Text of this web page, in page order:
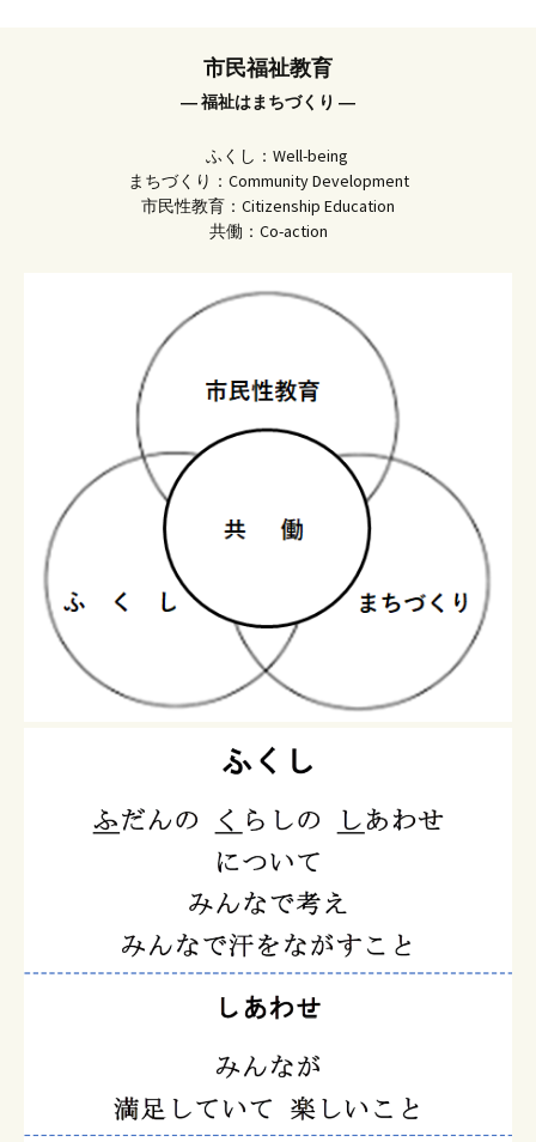
市民福祉教育
― 福祉はまちづくり ―
ふくし：Well-being
まちづくり：Community Development
市民性教育：Citizenship Education
共働：Co-action